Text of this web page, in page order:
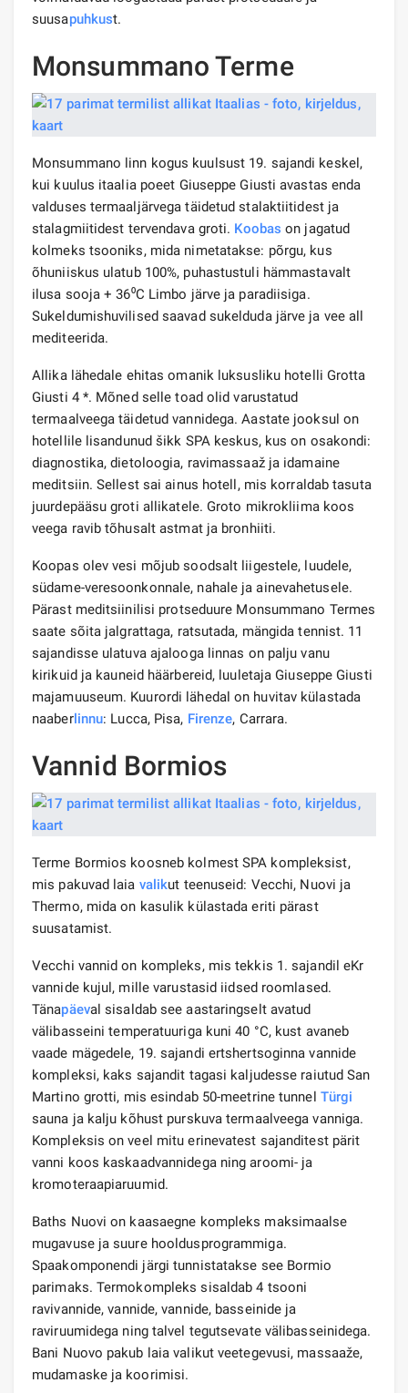
suusapuhkust.
Monsummano Terme
Monsummano linn kogus kuulsust 19. sajandi keskel,
kui kuulus itaalia poeet Giuseppe Giusti avastas enda
valduses termaaljärvega täidetud stalaktiitidest ja
stalagmiitidest tervendava groti. Koobas on jagatud
kolmeks tsooniks, mida nimetatakse: põrgu, kus
õhuniiskus ulatub 100%, puhastustuli hämmastavalt
ilusa sooja + 36⁰С Limbo järve ja paradiisiga.
Sukeldumishuvilised saavad sukelduda järve ja vee all
mediteerida.
Allika lähedale ehitas omanik luksusliku hotelli Grotta
Giusti 4 *. Mõned selle toad olid varustatud
termaalveega täidetud vannidega. Aastate jooksul on
hotellile lisandunud šikk SPA keskus, kus on osakondi:
diagnostika, dietoloogia, ravimassaaž ja idamaine
meditsiin. Sellest sai ainus hotell, mis korraldab tasuta
juurdepääsu groti allikatele. Groto mikrokliima koos
veega ravib tõhusalt astmat ja bronhiiti.
Koopas olev vesi mõjub soodsalt liigestele, luudele,
südame-veresoonkonnale, nahale ja ainevahetusele.
Pärast meditsiinilisi protseduure Monsummano Termes
saate sõita jalgrattaga, ratsutada, mängida tennist. 11
sajandisse ulatuva ajalooga linnas on palju vanu
kirikuid ja kauneid häärbereid, luuletaja Giuseppe Giusti
majamuuseum. Kuurordi lähedal on huvitav külastada
naaberlinnu: Lucca, Pisa, Firenze, Carrara.
Vannid Bormios
Terme Bormios koosneb kolmest SPA kompleksist,
mis pakuvad laia valikut teenuseid: Vecchi, Nuovi ja
Thermo, mida on kasulik külastada eriti pärast
suusatamist.
Vecchi vannid on kompleks, mis tekkis 1. sajandil eKr
vannide kujul, mille varustasid iidsed roomlased.
Tänapäeval sisaldab see aastaringselt avatud
välibasseini temperatuuriga kuni 40 °C, kust avaneb
vaade mägedele, 19. sajandi ertshertsoginna vannide
kompleksi, kaks sajandit tagasi kaljudesse raiutud San
Martino grotti, mis esindab 50-meetrine tunnel Türgi
sauna ja kalju kõhust purskuva termaalveega vanniga.
Kompleksis on veel mitu erinevatest sajanditest pärit
vanni koos kaskaadvannidega ning aroomi- ja
kromoteraapiaruumid.
Baths Nuovi on kaasaegne kompleks maksimaalse
mugavuse ja suure hooldusprogrammiga.
Spaakomponendi järgi tunnistatakse see Bormio
parimaks. Termokompleks sisaldab 4 tsooni
ravivannide, vannide, vannide, basseinide ja
raviruumidega ning talvel tegutsevate välibasseinidega.
Bani Nuovo pakub laia valikut veetegevusi, massaaže,
mudamaske ja koorimisi.